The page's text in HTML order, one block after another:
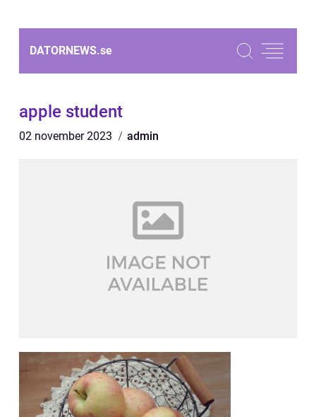
DATORNEWS.se
apple student
02 november 2023 admin